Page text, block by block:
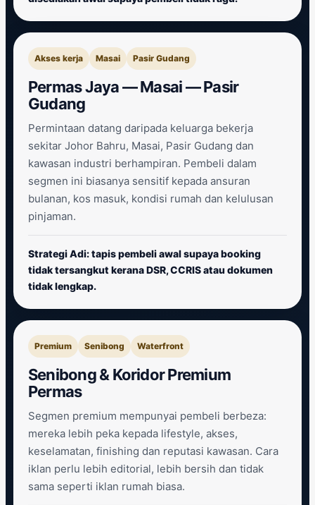
Akses kerja Masai Pasir Gudang
Permas Jaya — Masai — Pasir
Gudang
Permintaan datang daripada keluarga bekerja
sekitar Johor Bahru, Masai, Pasir Gudang dan
kawasan industri berhampiran. Pembeli dalam
segmen ini biasanya sensitif kepada ansuran
bulanan, kos masuk, kondisi rumah dan kelulusan
pinjaman.
Strategi Adi: tapis pembeli awal supaya booking
tidak tersangkut kerana DSR, CCRIS atau dokumen
tidak lengkap.
Premium Senibong Waterfront
Senibong & Koridor Premium
Permas
Segmen premium mempunyai pembeli berbeza:
mereka lebih peka kepada lifestyle, akses,
keselamatan, finishing dan reputasi kawasan. Cara
iklan perlu lebih editorial, lebih bersih dan tidak
sama seperti iklan rumah biasa.